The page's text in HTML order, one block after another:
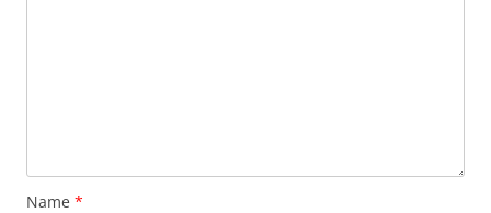
Name *